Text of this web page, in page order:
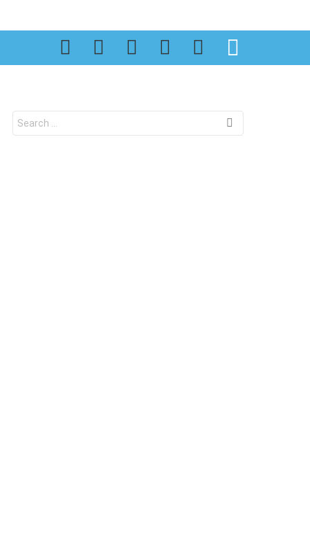
for: